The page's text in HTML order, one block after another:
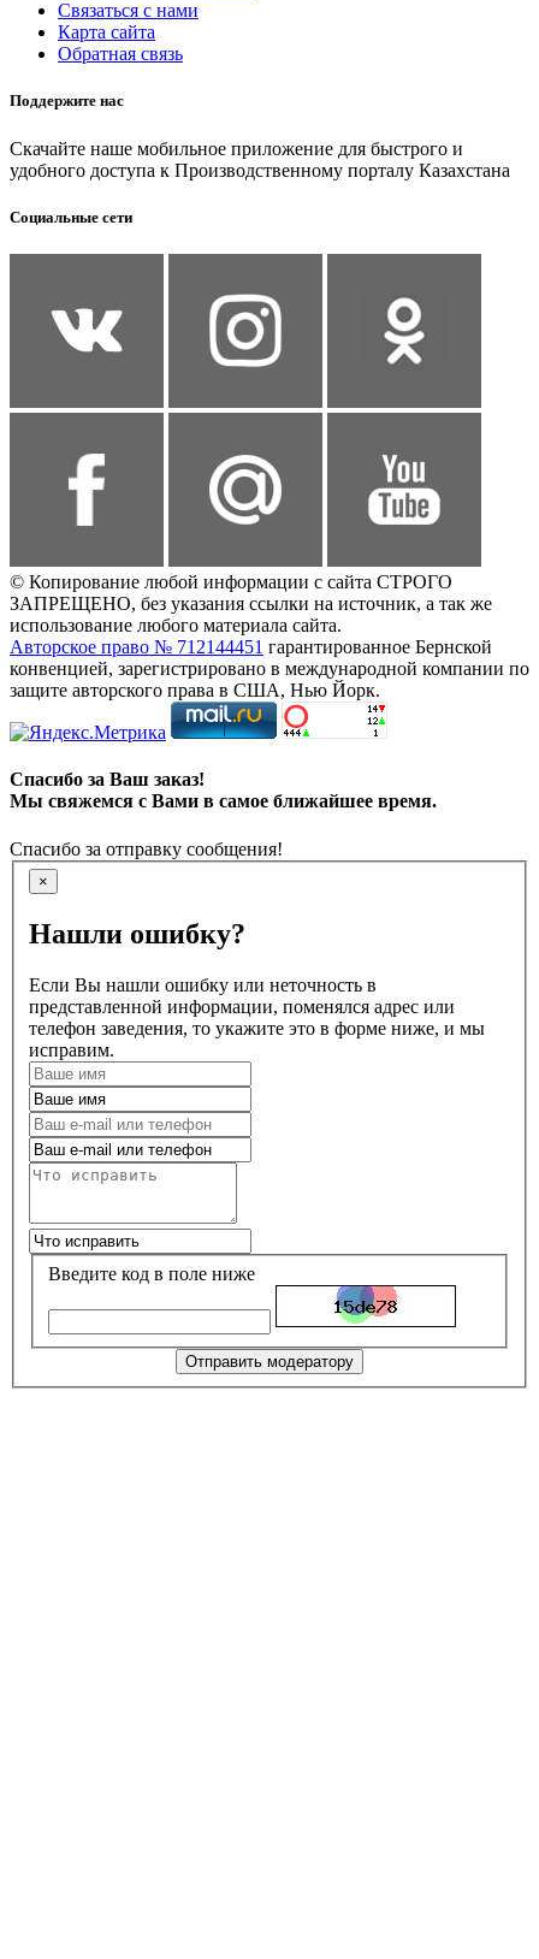
Связаться с нами
Карта сайта
Обратная связь
Поддержите нас
Скачайте наше мобильное приложение для быстрого и
удобного доступа к Производственному порталу Казахстана
Социальные сети
© Копирование любой информации с сайта СТРОГО
ЗАПРЕЩЕНО, без указания ссылки на источник, а так же
использование любого материала сайта.
Авторское право № 712144451 гарантированное Бернской
конвенцией, зарегистрировано в международной компании по
защите авторского права в США, Нью Йорк.
Спасибо за Ваш заказ!
Мы свяжемся с Вами в самое ближайшее время.
Спасибо за отправку сообщения!
×
Нашли ошибку?
Если Вы нашли ошибку или неточность в
представленной информации, поменялся адрес или
телефон заведения, то укажите это в форме ниже, и мы
исправим.
Введите код в поле ниже
Отправить модератору